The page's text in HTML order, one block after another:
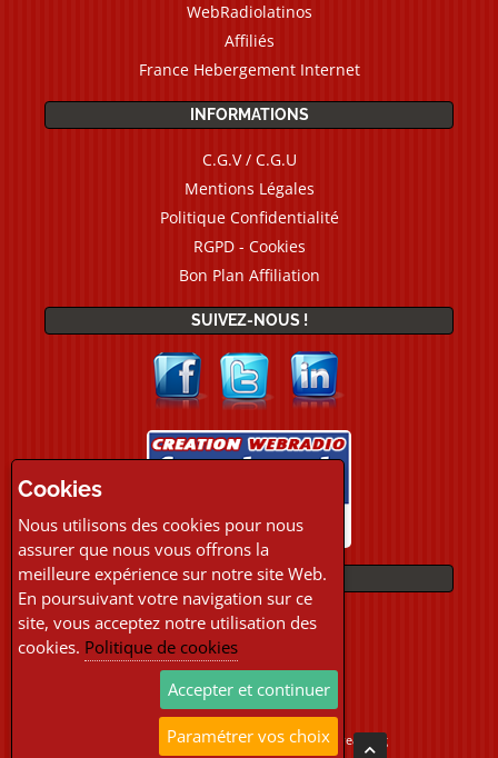
WebRadiolatinos
Affiliés
France Hebergement Internet
INFORMATIONS
C.G.V / C.G.U
Mentions Légales
Politique Confidentialité
RGPD - Cookies
Bon Plan Affiliation
SUIVEZ-NOUS !
PAIEMENTS
Copyright © 2026 Location Webradio Streaming
Cookies
Nous utilisons des cookies pour nous
assurer que nous vous offrons la
meilleure expérience sur notre site Web.
En poursuivant votre navigation sur ce
site, vous acceptez notre utilisation des
cookies. Politique de cookies
Accepter et continuer
Paramétrer vos choix